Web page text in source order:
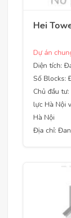
Hei
Dự án
Diện tích:
Số Blocks:
Chủ đầu
lực Hà Nội
Hà Nội
Địa chỉ: